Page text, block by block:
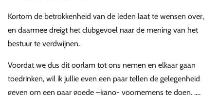
Kortom de betrokkenheid van de leden laat te wensen over,
en daarmee dreigt het clubgevoel naar de mening van het
bestuur te verdwijnen.
Voordat we dus dit oorlam tot ons nemen en elkaar gaan
toedrinken, wil ik jullie even een paar tellen de gelegenheid
geven om een paar goede –kano- voornemens te doen. ….